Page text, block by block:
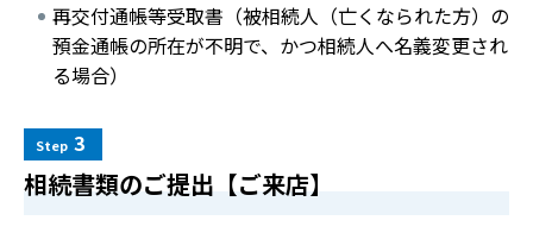
再交付通帳等受取書（被相続人（亡くなられた方）の
預金通帳の所在が不明で、かつ相続人へ名義変更され
る場合）
Step 3
相続書類のご提出【ご来店】